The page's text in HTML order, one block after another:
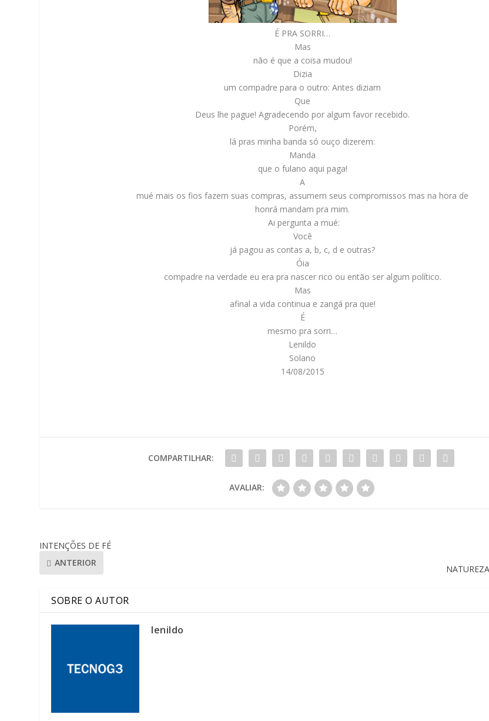
É PRA SORRI…
Mas
não é que a coisa mudou!
Dizia
um compadre para o outro: Antes diziam
Que
Deus lhe pague! Agradecendo por algum favor recebido.
Porém,
lá pras minha banda só ouço dizerem:
Manda
que o fulano aqui paga!
A
mué mais os fios fazem suas compras, assumem seus compromissos mas na hora de
honrá mandam pra mim.
Ai pergunta a mué:
Você
já pagou as contas a, b, c, d e outras?
Óia
compadre na verdade eu era pra nascer rico ou então ser algum político.
Mas
afinal a vida continua e zangá pra que!
É
mesmo pra sorri…
Lenildo
Solano
14/08/2015
COMPARTILHAR:
AVALIAR:
INTENÇÕES DE FÉ
ANTERIOR
SOBRE O AUTOR
lenildo